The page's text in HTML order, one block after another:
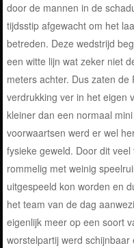
door de mannen in de
tijdsstip afgewacht om het
betreden. Deze wedstrijd
een witte lijn wat zeker niet
meters achter. Dus zaten
verdrukking ver in het eigen
kleiner dan een normaal
voorwaartsen werd er wel
fysieke geweld. Door dit
rommelig met weinig
uitgespeeld kon worden en
het team van de dag
eigenlijk meer op een soort
worstelpartij werd